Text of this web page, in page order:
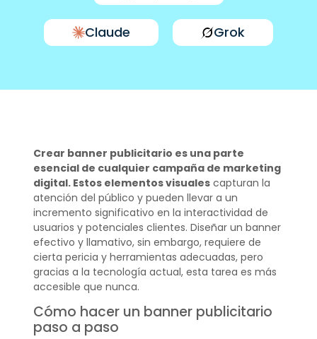
Claude Grok
Crear banner publicitario es una parte
esencial de cualquier campaña de marketing
digital. Estos elementos visualescapturan la
atención del público y pueden llevar a un
incremento significativo en la interactividad de
usuarios y potenciales clientes. Diseñar un banner
efectivo y llamativo, sin embargo, requiere de
cierta pericia y herramientas adecuadas, pero
gracias a la tecnología actual, esta tarea es más
accesible que nunca.
Cómo hacer un banner publicitario
paso a paso